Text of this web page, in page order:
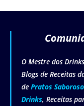
O Mestre dos
Blogs de Receitas
de Pratos
Drinks, Receitas